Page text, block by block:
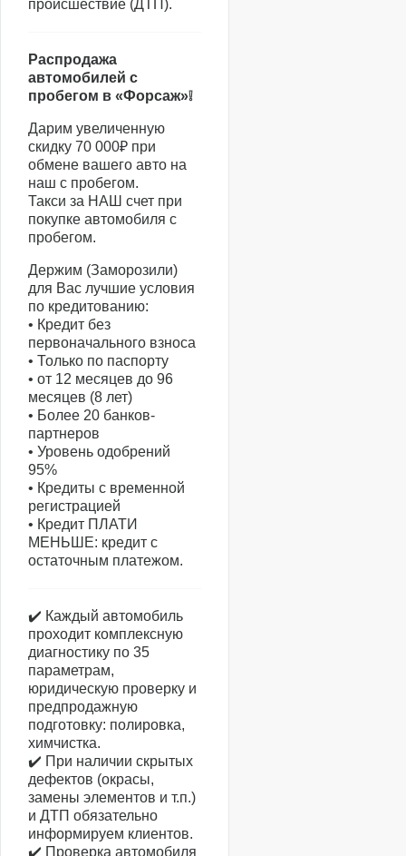
происшествие (ДТП).
Распродажа
автомобилей с
пробегом в «Форсаж»❕
Дарим увеличенную
скидку 70 000₽ при
обмене вашего авто на
наш с пробегом.
Такси за НАШ счет при
покупке автомобиля с
пробегом.
Держим (Заморозили)
для Вас лучшие условия
по кредитованию:
• Кредит без
первоначального взноса
• Только по паспорту
• от 12 месяцев до 96
месяцев (8 лет)
• Более 20 банков-
партнеров
• Уровень одобрений
95%
• Кредиты с временной
регистрацией
• Кредит ПЛАТИ
МЕНЬШЕ: кредит с
остаточным платежом.
✔️ Каждый автомобиль
проходит комплексную
диагностику по 35
параметрам,
юридическую проверку и
предпродажную
подготовку: полировка,
химчистка.
✔️ При наличии скрытых
дефектов (окрасы,
замены элементов и т.п.)
и ДТП обязательно
информируем клиентов.
✔️ Проверка автомобиля